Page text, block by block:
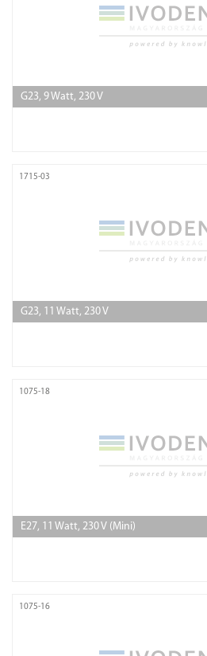
G23, 9 Watt, 230 V
1715-03
G23, 11 Watt, 230 V
1075-18
E27, 11 Watt, 230 V (Mini)
1075-16